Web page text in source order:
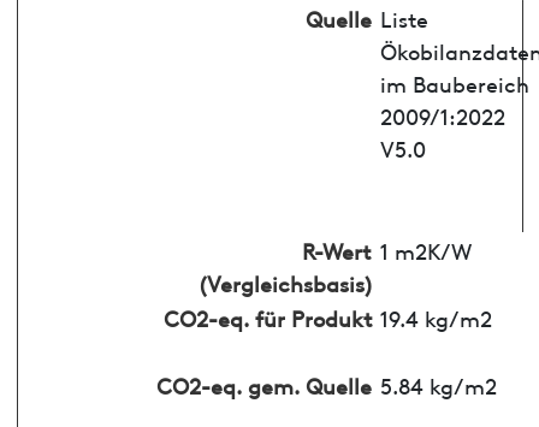
Quelle Liste
im Baubereich
2009/1:2022
V5.0
R-Wert
(Vergleichsbasis)
1 m2K/W
CO2-eq. für Produkt 19.4 kg/m2
CO2-eq. gem. Quelle 5.84 kg/m2